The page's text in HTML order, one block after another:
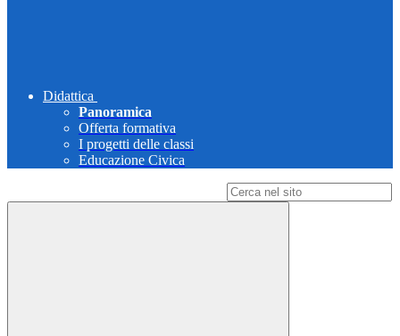
Didattica
Panoramica
Offerta formativa
I progetti delle classi
Educazione Civica